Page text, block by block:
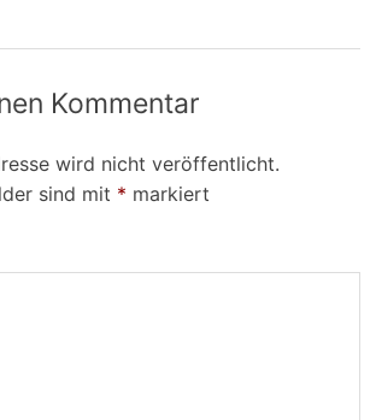
Kommentar
wird nicht veröffentlicht.
sind mit * markiert